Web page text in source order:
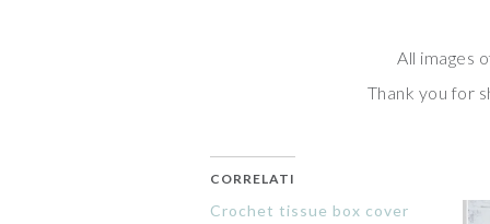
All images
Thank you for
CORRELATI
Crochet tissue box cover